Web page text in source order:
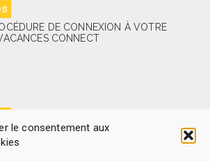
le consentement aux
DE CONNEXION À VOTRE
CONNECT
DU CNRS DISPONIBLE EN LIGNE